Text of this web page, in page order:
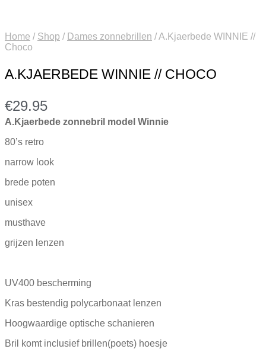
Home / Shop / Dames zonnebrillen /A.Kjaerbede WINNIE //
Choco
A.KJAERBEDE WINNIE // CHOCO
€29.95
A.Kjaerbede zonnebril model Winnie
80’s retro
narrow look
brede poten
unisex
musthave
grijzen lenzen
UV400 bescherming
Kras bestendig polycarbonaat lenzen
Hoogwaardige optische schanieren
Bril komt inclusief brillen(poets) hoesje